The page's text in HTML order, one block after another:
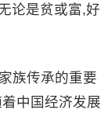
论是贫或富,好
族传承的重要
中国经济发展